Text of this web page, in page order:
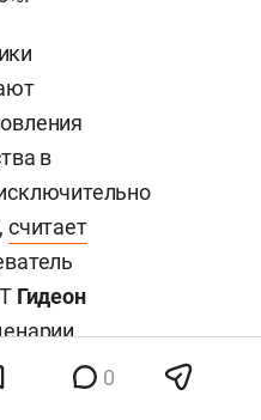
в
считает
Гидеон
0